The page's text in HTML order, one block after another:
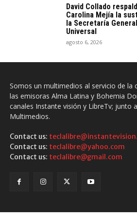
David Collado
Carolina Mejía la
la Secretaría
Universal
agosto 6, 2026
Somos un multimedios al servicio de la
las emisoras Alma Latina y Bohemia
canales Instante visión y LibreTv; junto
Multimedios.
Contact us:
Contact us: teclalibre@yahoo.com
Contact us: teclalibre@gmail.com